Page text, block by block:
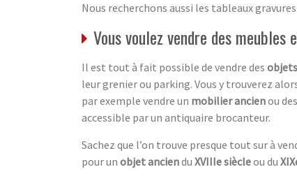
Nous recherchons aussi les tableaux
Vous voulez vendre des
Il est tout à fait possible de vendre des
leur grenier ou parking. Vous y trouverez
par exemple vendre un mobilier ancienou des
accessible par un antiquaire brocanteur.
Sachez que l’on trouve presque tout sur à
pour un objet anciendu XVIIIe siècleou du